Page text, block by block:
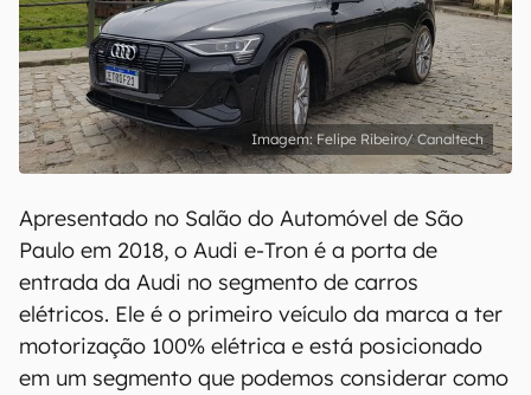
Felipe Ribeiro/ Canaltech
Apresentado no Salão do Automóvel de São
Paulo em 2018, o Audi e-Tron é a porta de
entrada da Audi no segmento de carros
elétricos. Ele é o primeiro veículo da marca a ter
motorização 100% elétrica e está posicionado
em um segmento que podemos considerar como